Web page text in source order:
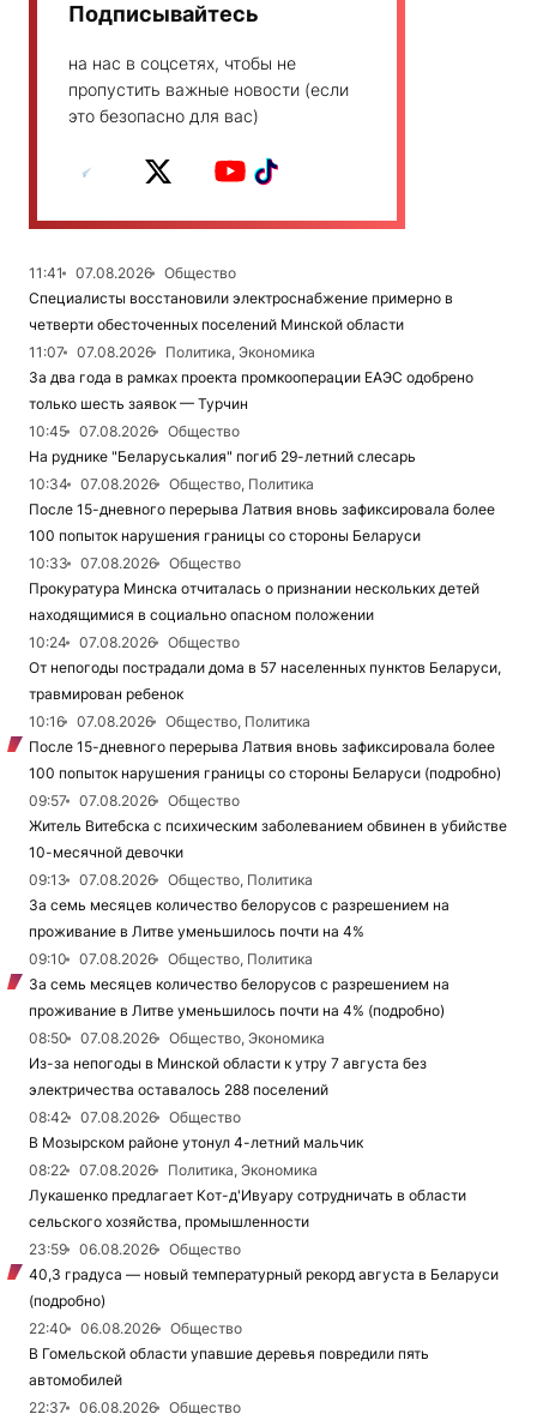
Подписывайтесь
на нас в соцсетях, чтобы не
пропустить важные новости (если
это безопасно для вас)
11:41 07.08.2026
Общество
Специалисты восстановили электроснабжение примерно в
четверти обесточенных поселений Минской области
11:07
07.08.2026
Политика, Экономика
За два года в рамках проекта промкооперации ЕАЭС одобрено
только шесть заявок — Турчин
10:45
07.08.2026
Общество
На руднике "Беларуськалия" погиб 29-летний слесарь
10:34
07.08.2026
Общество, Политика
После 15-дневного перерыва Латвия вновь зафиксировала более
100 попыток нарушения границы со стороны Беларуси
10:33
07.08.2026
Общество
Прокуратура Минска отчиталась о признании нескольких детей
находящимися в социально опасном положении
10:24
07.08.2026
Общество
От непогоды пострадали дома в 57 населенных пунктов Беларуси,
травмирован ребенок
10:16
07.08.2026
Общество, Политика
После 15-дневного перерыва Латвия вновь зафиксировала более
100 попыток нарушения границы со стороны Беларуси (подробно)
09:57
07.08.2026
Общество
Житель Витебска с психическим заболеванием обвинен в убийстве
10-месячной девочки
09:13
07.08.2026
Общество, Политика
За семь месяцев количество белорусов с разрешением на
проживание в Литве уменьшилось почти на 4%
09:10
07.08.2026
Общество, Политика
За семь месяцев количество белорусов с разрешением на
проживание в Литве уменьшилось почти на 4% (подробно)
08:50
07.08.2026
Общество, Экономика
Из-за непогоды в Минской области к утру 7 августа без
электричества оставалось 288 поселений
08:42
07.08.2026
Общество
В Мозырском районе утонул 4-летний мальчик
08:22
07.08.2026
Политика, Экономика
Лукашенко предлагает Кот-д'Ивуару сотрудничать в области
сельского хозяйства, промышленности
23:59
06.08.2026
Общество
40,3 градуса — новый температурный рекорд августа в Беларуси
(подробно)
22:40
06.08.2026
Общество
В Гомельской области упавшие деревья повредили пять
автомобилей
22:37
06.08.2026
Общество